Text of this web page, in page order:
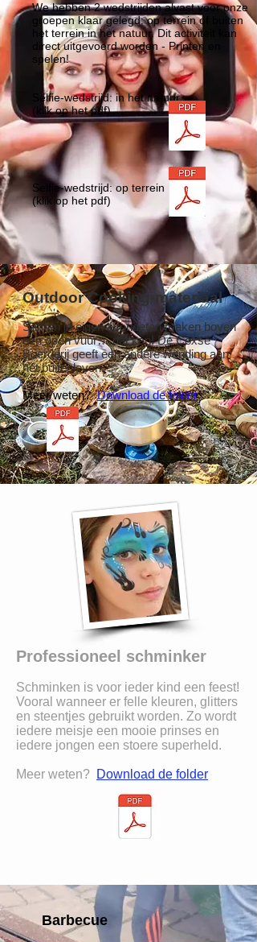
We hebben 2 wedstrijden alvast voor onze
groepen klaar gelegd: op terrein of buiten
het terrein in het natuur. Dit activiteit kan
direct uitgevoerd worden - Printen en
spelen!
Selfie-wedstrijd: in het natuur
(klik op het pdf)
Selfie-wedstrijd: op terrein
(klik op het pdf)
Outdoor Cooking-materiaal
Samen je eigen avondeten maken boven
een open vuur… dat kan! De Coxse
Boerderij geeft een andere wending aan
het buitenleven.
Meer weten? Download de folder
Professioneel schminker
Schminken is voor ieder kind een feest!
Vooral wanneer er felle kleuren, glitters
en steentjes gebruikt worden. Zo wordt
iedere meisje een mooie prinses en
iedere jongen een stoere superheld.
Meer weten? Download de folder
Barbecue